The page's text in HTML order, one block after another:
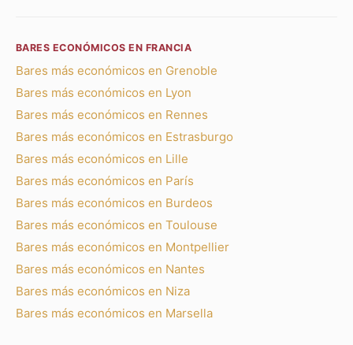
BARES ECONÓMICOS EN FRANCIA
Bares más económicos en Grenoble
Bares más económicos en Lyon
Bares más económicos en Rennes
Bares más económicos en Estrasburgo
Bares más económicos en Lille
Bares más económicos en París
Bares más económicos en Burdeos
Bares más económicos en Toulouse
Bares más económicos en Montpellier
Bares más económicos en Nantes
Bares más económicos en Niza
Bares más económicos en Marsella